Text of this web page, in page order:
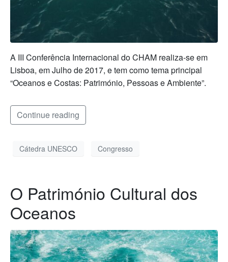
A III Conferência Internacional do CHAM realiza-se em
Lisboa, em Julho de 2017, e tem como tema principal
“Oceanos e Costas: Património, Pessoas e Ambiente”.
Continue reading
Cátedra UNESCO Congresso
O Património Cultural dos
Oceanos